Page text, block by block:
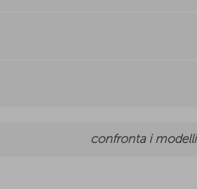
confronta i modelli